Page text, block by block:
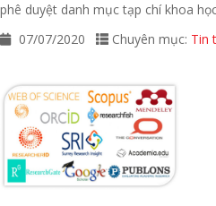
phê duyệt danh mục tạp chí khoa
07/07/2020
Chuyên mục: Tin